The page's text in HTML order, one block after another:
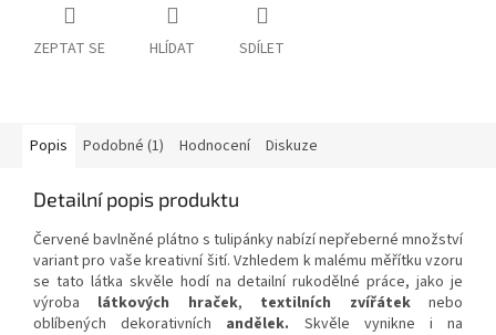
ZEPTAT SE HLÍDAT SDÍLET
Popis Podobné (1) Hodnocení Diskuze
Detailní popis produktu
Červené bavlněné plátno s tulipánky nabízí nepřeberné množství
variant pro vaše kreativní šití. Vzhledem k malému měřítku vzoru
se tato látka skvěle hodí na detailní rukodělné práce, jako je
výroba látkových hraček, textilních zvířáteknebo
oblíbených dekorativních andělek. Skvěle vynikne i na